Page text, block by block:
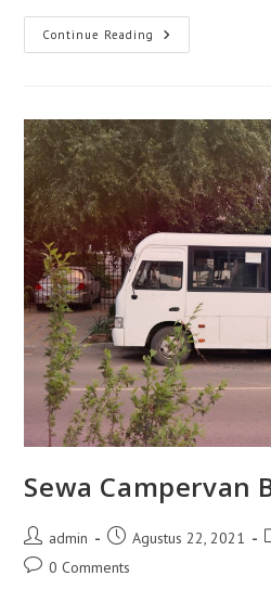
Continue Reading Sewa
Campervan
Sewa Campervan
Post
author:
admin
Post
published:
Agustus 22, 2021
Post0 Comments